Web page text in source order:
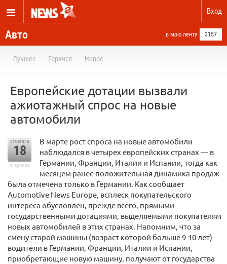
Вход
Авто в мою ленту 3157
Лучшее Горячее Новое
Европейские дотации вызвали
ажиотажный спрос на новые
автомобили
отметили
18
в архиве
В марте рост спроса на новые автомобили
наблюдался в четырех европейских странах — в
Германии, Франции, Италии и Испании, тогда как
месяцем ранее положительная динамика продаж
была отмечена только в Германии. Как сообщает
Automotive News Europe, всплеск покупательского
интереса обусловлен, прежде всего, прямыми
государственными дотациями, выделяемыми покупателям
новых автомобилей в этих странах. Напомним, что за
смену старой машины (возраст которой больше 9-10 лет)
водители в Германии, Франции, Италии и Испании,
приобретающие новую машину, получают от государства